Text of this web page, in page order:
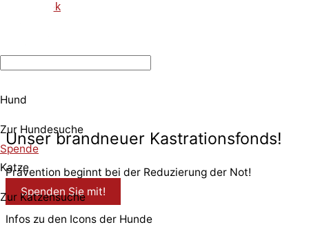
Hund
Zur Hundesuche
Spende
Katze
Zur Katzensuche
tiktok
Unser brandneuer Kastrationsfonds!
Prävention beginnt bei der Reduzierung der Not!
Spenden Sie mit!
Infos zu den Icons der Hunde